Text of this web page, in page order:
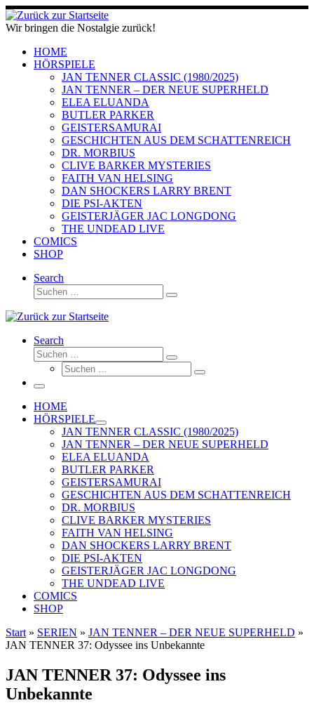
Zum
Inhalt
springen
Wir bringen die Nostalgie zurück!
HOME
HÖRSPIELE
JAN TENNER CLASSIC (1980/2025)
JAN TENNER – DER NEUE SUPERHELD
ELEA ELUANDA
BUTLER PARKER
GEISTERSAMURAI
GESCHICHTEN AUS DEM SCHATTENREICH
DR. MORBIUS
CLIVE BARKER MYSTERIES
FAITH VAN HELSING
DAN SHOCKERS LARRY BRENT
DIE PSI-AKTEN
GEISTERJÄGER JAC LONGDONG
THE UNDEAD LIVE
COMICS
SHOP
Search
Suche
Suchen …
Search
Suche
Suchen …
Suche
Suchen …
Menü
HOME
HÖRSPIELE
JAN TENNER CLASSIC (1980/2025)
JAN TENNER – DER NEUE SUPERHELD
ELEA ELUANDA
BUTLER PARKER
GEISTERSAMURAI
GESCHICHTEN AUS DEM SCHATTENREICH
DR. MORBIUS
CLIVE BARKER MYSTERIES
FAITH VAN HELSING
DAN SHOCKERS LARRY BRENT
DIE PSI-AKTEN
GEISTERJÄGER JAC LONGDONG
THE UNDEAD LIVE
COMICS
SHOP
Start » SERIEN » JAN TENNER – DER NEUE SUPERHELD »
JAN TENNER 37: Odyssee ins Unbekannte
JAN TENNER 37: Odyssee ins
Unbekannte